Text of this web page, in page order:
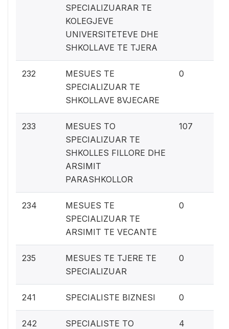
SPECIALIZUARAR TE
KOLEGJEVE
UNIVERSITETEVE DHE
SHKOLLAVE TE TJERA
232
MESUES TE
SPECIALIZUAR TE
SHKOLLAVE 8VJECARE
0
233
MESUES TO
SPECIALIZUAR TE
SHKOLLES FILLORE DHE
ARSIMIT
PARASHKOLLOR
107
234
MESUES TE
SPECIALIZUAR TE
ARSIMIT TE VECANTE
0
235
MESUES TE TJERE TE
SPECIALIZUAR
0
241 SPECIALISTE BIZNESI 0
242
SPECIALISTE TO
4